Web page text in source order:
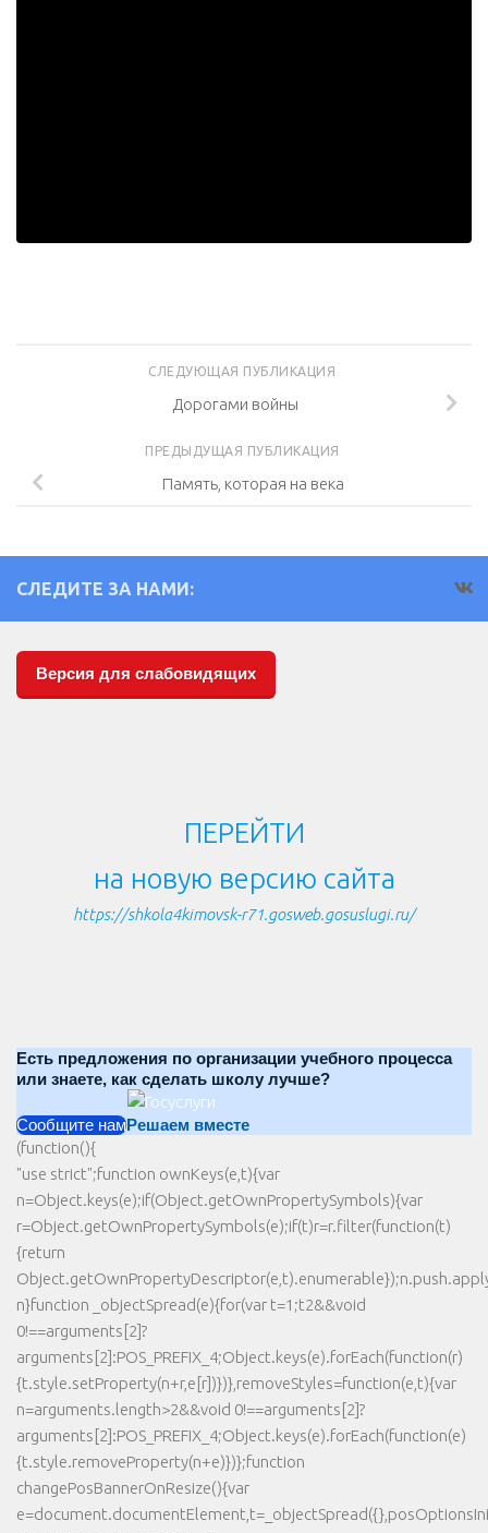
СЛЕДУЮЩАЯ ПУБЛИКАЦИЯ
Дорогами войны
ПРЕДЫДУЩАЯ ПУБЛИКАЦИЯ
Память, которая на века
СЛЕДИТЕ ЗА НАМИ:
Версия для слабовидящих
ПЕРЕЙТИ
на новую версию сайта
https://shkola4kimovsk-r71.gosweb.gosuslugi.ru/
Есть предложения по организации учебного процесса
или знаете, как сделать школу лучше?
Сообщите намРешаем вместе
(function(){
"use strict";function ownKeys(e,t){var
n=Object.keys(e);if(Object.getOwnPropertySymbols){var
r=Object.getOwnPropertySymbols(e);if(t)r=r.filter(function(t)
{return
n}function _objectSpread(e){for(var t=1;t2&&void
0!==arguments[2]?
arguments[2]:POS_PREFIX_4;Object.keys(e).forEach(function(r)
{t.style.setProperty(n+r,e[r])})},removeStyles=function(e,t){var
n=arguments.length>2&&void 0!==arguments[2]?
arguments[2]:POS_PREFIX_4;Object.keys(e).forEach(function(e)
{t.style.removeProperty(n+e)})};function
changePosBannerOnResize(){var